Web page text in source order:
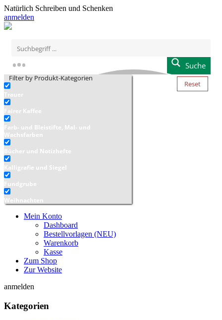
Natürlich Schreiben und Schenken
anmelden
Suche
Filter by Produkt-Kategorien
Trauer
Fairer Kaffee
Farb- und Bleistifte, Mal- und
Wachsfarben
Bücher und Notizhefte
Kalligrafie und Siegel
Fundgrube
Weihnachten
Reset
Mein Konto
Dashboard
Bestellvorlagen (NEU)
Warenkorb
Kasse
Zum Shop
Zur Website
anmelden
Kategorien